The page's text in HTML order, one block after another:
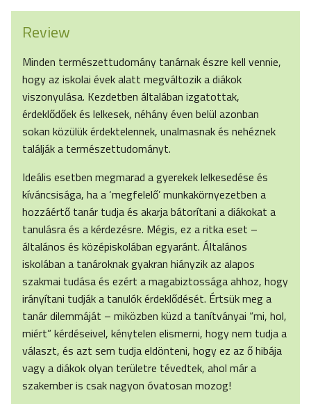
Review
Minden természettudomány tanárnak észre kell vennie,
hogy az iskolai évek alatt megváltozik a diákok
viszonyulása. Kezdetben általában izgatottak,
érdeklődőek és lelkesek, néhány éven belül azonban
sokan közülük érdektelennek, unalmasnak és nehéznek
találják a természettudományt.
Ideális esetben megmarad a gyerekek lelkesedése és
kíváncsisága, ha a ‘megfelelő’ munkakörnyezetben a
hozzáértő tanár tudja és akarja bátorítani a diákokat a
tanulásra és a kérdezésre. Mégis, ez a ritka eset –
általános és középiskolában egyaránt. Általános
iskolában a tanároknak gyakran hiányzik az alapos
szakmai tudása és ezért a magabiztossága ahhoz, hogy
irányítani tudják a tanulók érdeklődését. Értsük meg a
tanár dilemmáját – miközben küzd a tanítványai “mi, hol,
miért” kérdéseivel, kénytelen elismerni, hogy nem tudja a
választ, és azt sem tudja eldönteni, hogy ez az ő hibája
vagy a diákok olyan területre tévedtek, ahol már a
szakember is csak nagyon óvatosan mozog!